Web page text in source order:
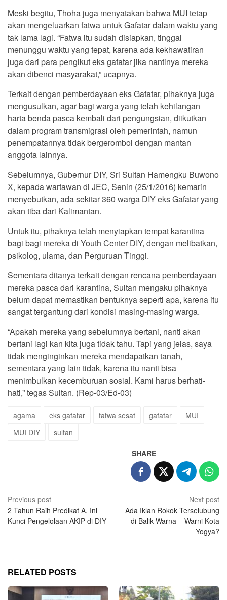
Meski begitu, Thoha juga menyatakan bahwa MUI tetap
akan mengeluarkan fatwa untuk Gafatar dalam waktu yang
tak lama lagi. “Fatwa itu sudah disiapkan, tinggal
menunggu waktu yang tepat, karena ada kekhawatiran
juga dari para pengikut eks gafatar jika nantinya mereka
akan dibenci masyarakat,” ucapnya.
Terkait dengan pemberdayaan eks Gafatar, pihaknya juga
mengusulkan, agar bagi warga yang telah kehilangan
harta benda pasca kembali dari pengungsian, diikutkan
dalam program transmigrasi oleh pemerintah, namun
penempatannya tidak bergerombol dengan mantan
anggota lainnya.
Sebelumnya, Gubernur DIY, Sri Sultan Hamengku Buwono
X, kepada wartawan di JEC, Senin (25/1/2016) kemarin
menyebutkan, ada sekitar 360 warga DIY eks Gafatar yang
akan tiba dari Kalimantan.
Untuk itu, pihaknya telah menyiapkan tempat karantina
bagi bagi mereka di Youth Center DIY, dengan melibatkan,
psikolog, ulama, dan Perguruan Tinggi.
Sementara ditanya terkait dengan rencana pemberdayaan
mereka pasca dari karantina, Sultan mengaku pihaknya
belum dapat memastikan bentuknya seperti apa, karena itu
sangat tergantung dari kondisi masing-masing warga.
“Apakah mereka yang sebelumnya bertani, nanti akan
bertani lagi kan kita juga tidak tahu. Tapi yang jelas, saya
tidak menginginkan mereka mendapatkan tanah,
sementara yang lain tidak, karena itu nanti bisa
menimbulkan kecemburuan sosial. Kami harus berhati-
hati,” tegas Sultan. (Rep-03/Ed-03)
agama eks gafatar fatwa sesat gafatar
MUI
MUI DIY
sultan
SHARE
Post
navigation
Previous post
2 Tahun Raih Predikat A, Ini
Kunci Pengelolaan AKIP di DIY
Next post
Ada Iklan Rokok Terselubung
di Balik Warna – Warni Kota
Yogya?
RELATED POSTS